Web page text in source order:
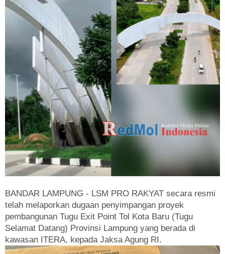
BANDAR LAMPUNG - LSM PRO RAKYAT secara resmi
telah melaporkan dugaan penyimpangan proyek
pembangunan Tugu Exit Point Tol Kota Baru (Tugu
Selamat Datang) Provinsi Lampung yang berada di
kawasan ITERA, kepada Jaksa Agung RI.